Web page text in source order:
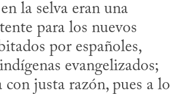
la selva eran una
para los nuevos
por españoles,
evangelizados;
con justa razón, pues a lo